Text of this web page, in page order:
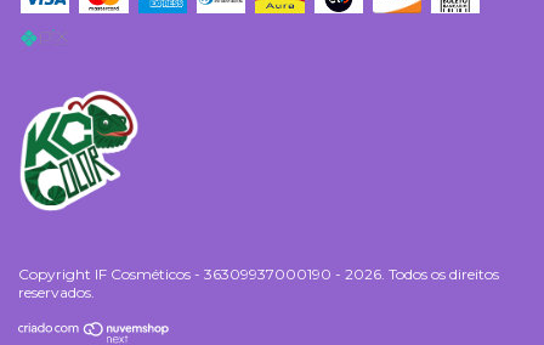
Copyright IF Cosméticos - 36309937000190 - 2026. Todos os direitos
reservados.